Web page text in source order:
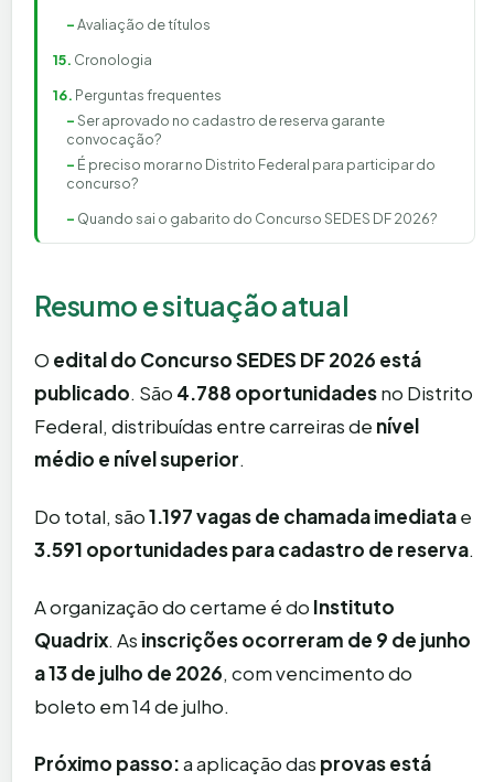
Avaliação de títulos
Cronologia
Perguntas frequentes
Ser aprovado no cadastro de reserva garante
convocação?
É preciso morar no Distrito Federal para participar do
concurso?
Quando sai o gabarito do Concurso SEDES DF 2026?
Resumo e situação atual
O edital do Concurso SEDES DF 2026 está
publicado. São 4.788 oportunidadesno Distrito
Federal, distribuídas entre carreiras de nível
médio e nível superior.
Do total, são1.197 vagas de chamada imediatae
3.591 oportunidades para cadastro de reserva.
A organização do certame é do Instituto
Quadrix. As inscrições ocorreram de 9 de junho
a 13 de julho de 2026, com vencimento do
boleto em 14 de julho.
Próximo passo:a aplicação das provas está